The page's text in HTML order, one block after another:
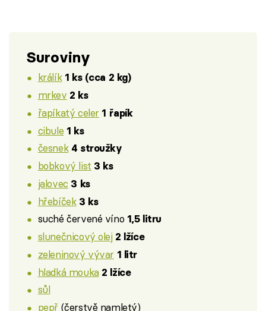
Suroviny
králík 1 ks (cca 2 kg)
mrkev 2 ks
řapíkatý celer 1 řapík
cibule 1 ks
česnek 4 stroužky
bobkový list 3 ks
jalovec 3 ks
hřebíček 3 ks
suché červené víno 1,5 litru
slunečnicový olej 2 lžíce
zeleninový vývar 1 litr
hladká mouka 2 lžíce
sůl
pepř (čerstvě namletý)